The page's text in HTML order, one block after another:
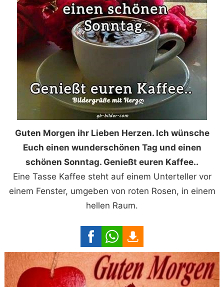
Guten Morgen ihr Lieben Herzen. Ich wünsche
Euch einen wunderschönen Tag und einen
schönen Sonntag. Genießt euren Kaffee..
Eine Tasse Kaffee steht auf einem Unterteller vor
einem Fenster, umgeben von roten Rosen, in einem
hellen Raum.